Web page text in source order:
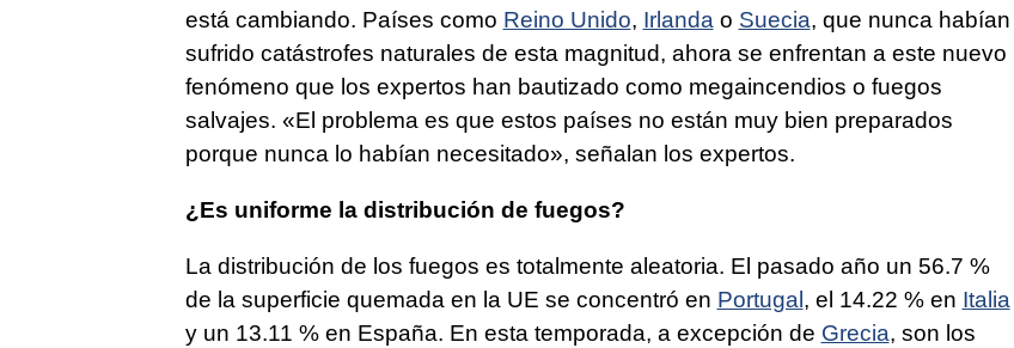
está cambiando. Países como Reino Unido, Irlanda o Suecia, que nunca habían
sufrido catástrofes naturales de esta magnitud, ahora se enfrentan a este nuevo
fenómeno que los expertos han bautizado como megaincendios o fuegos
salvajes. «El problema es que estos países no están muy bien preparados
porque nunca lo habían necesitado», señalan los expertos.
¿Es uniforme la distribución de fuegos?
La distribución de los fuegos es totalmente aleatoria. El pasado año un 56.7 %
de la superficie quemada en la UE se concentró en Portugal, el 14.22 % en Italia
y un 13.11 % en España. En esta temporada, a excepción de Grecia, son los